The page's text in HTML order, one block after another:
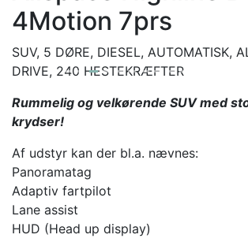
4Motion 7prs
SUV, 5 DØRE, DIESEL, AUTOMATISK,
DRIVE, 240 HESTEKRÆFTER
Rummelig og velkørende SUV med
krydser!
Af udstyr kan der bl.a. nævnes:
Panoramatag
Adaptiv fartpilot
Lane assist
HUD (Head up display)